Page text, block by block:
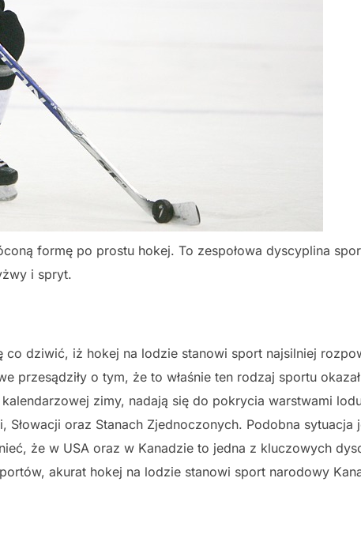
formę po prostu hokej. To zespołowa dyscyplina
i spryt.
dziwić, iż hokej na lodzie stanowi sport najsilniej
przesądziły o tym, że to właśnie ten rodzaj sportu
zimy, nadają się do pokrycia warstwami
oraz Stanach Zjednoczonych. Podobna sytuacja
że w USA oraz w Kanadzie to jedna z kluczowych
akurat hokej na lodzie stanowi sport narodowy